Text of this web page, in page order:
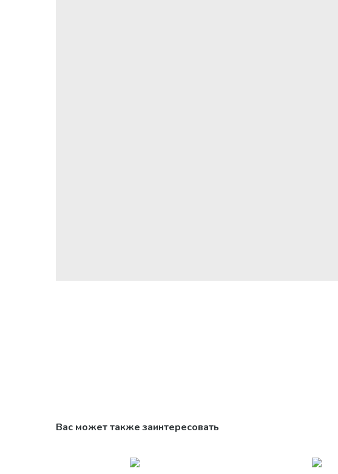
Вас может также заинтересовать